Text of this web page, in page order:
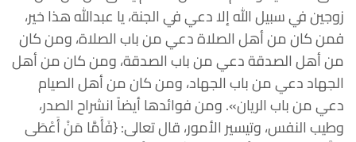
زوجين في سبيل الله إلا دعي في الجنة، يا عبدالله هذا خير،
فمن كان من أهل الصلاة دعي من باب الصلاة، ومن كان
من أهل الصدقة دعي من باب الصدقة، ومن كان من أهل
الجهاد دعي من باب الجهاد، ومن كان من أهل الصيام
دعي من باب الريان». ومن فوائدها أيضاً انشراح الصدر،
وطيب النفس، وتيسير الأمور، قال تعالى: {فَأَمَّا مَنْ أَعْطَى